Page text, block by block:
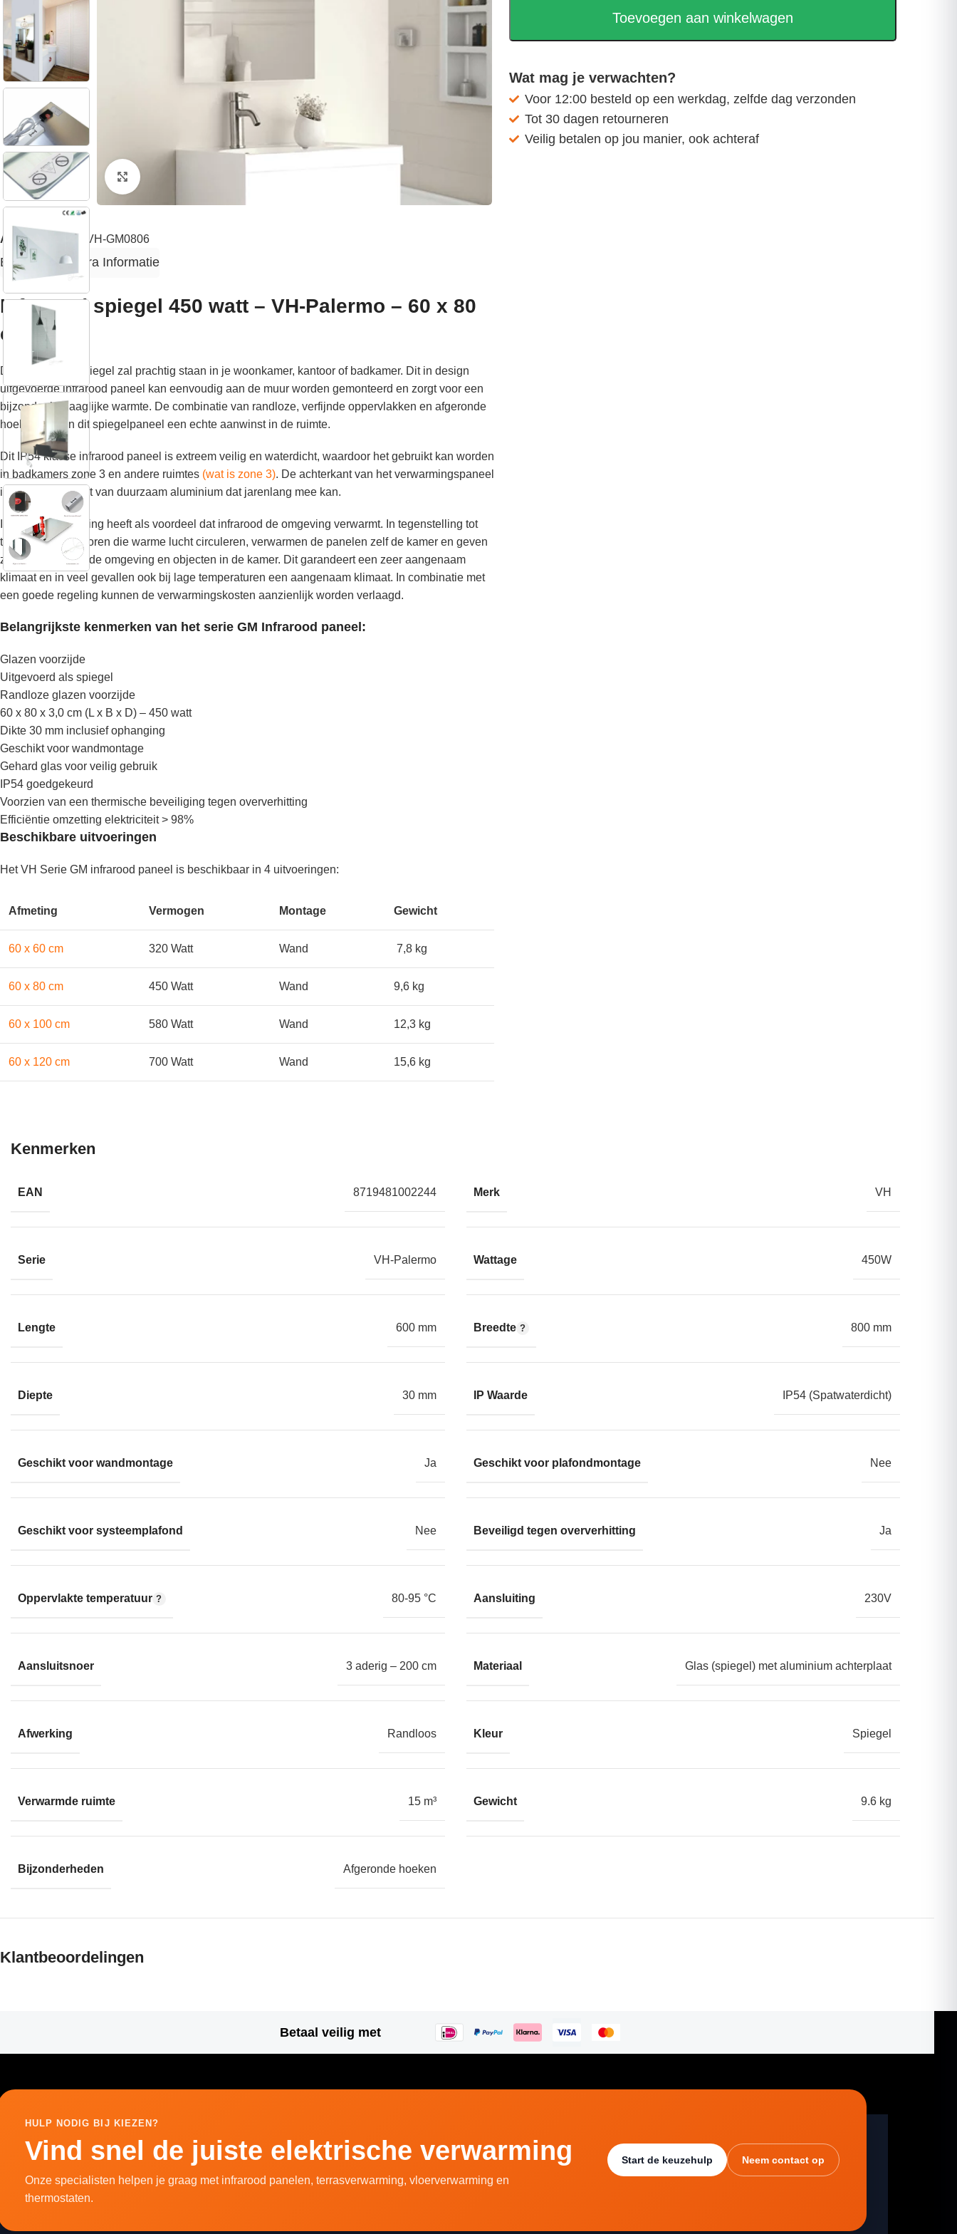
Artikelnummer: VH-GM0806
BeschrijvingExtra Informatie
Infrarood spiegel 450 watt – VH-Palermo – 60 x 80
cm
Deze infrarood spiegel zal prachtig staan ​​in je woonkamer, kantoor of badkamer. Dit in design
uitgevoerde infrarood paneel kan eenvoudig aan de muur worden gemonteerd en zorgt voor een
bijzonder behaaglijke warmte. De combinatie van randloze, verfijnde oppervlakken en afgeronde
hoeken maken dit spiegelpaneel een echte aanwinst in de ruimte.
Dit IP54 klasse infrarood paneel is extreem veilig en waterdicht, waardoor het gebruikt kan worden
in badkamers zone 3 en andere ruimtes (wat is zone 3). De achterkant van het verwarmingspaneel
is geheel gemaakt van duurzaam aluminium dat jarenlang mee kan.
Infraroodverwarming heeft als voordeel dat infrarood de omgeving verwarmt. In tegenstelling tot
traditionele radiatoren die warme lucht circuleren, verwarmen de panelen zelf de kamer en geven
ze warmte af aan de omgeving en objecten in de kamer. Dit garandeert een zeer aangenaam
klimaat en in veel gevallen ook bij lage temperaturen een aangenaam klimaat. In combinatie met
een goede regeling kunnen de verwarmingskosten aanzienlijk worden verlaagd.
Belangrijkste kenmerken van het serie GM Infrarood paneel:
Glazen voorzijde
Uitgevoerd als spiegel
Randloze glazen voorzijde
60 x 80 x 3,0 cm (L x B x D) – 450 watt
Dikte 30 mm inclusief ophanging
Geschikt voor wandmontage
Gehard glas voor veilig gebruik
IP54 goedgekeurd
Voorzien van een thermische beveiliging tegen oververhitting
Efficiëntie omzetting elektriciteit > 98%
Beschikbare uitvoeringen
Het VH Serie GM infrarood paneel is beschikbaar in 4 uitvoeringen:
Afmeting Vermogen Montage Gewicht
60 x 60 cm 320 Watt Wand 7,8 kg
60 x 80 cm 450 Watt Wand 9,6 kg
60 x 100 cm 580 Watt Wand 12,3 kg
60 x 120 cm 700 Watt Wand 15,6 kg
Toevoegen aan winkelwagen
Wat mag je verwachten?
Voor 12:00 besteld op een werkdag, zelfde dag verzonden
Tot 30 dagen retourneren
Veilig betalen op jou manier, ook achteraf
Kenmerken
EAN 8719481002244 Merk VH
Serie VH-Palermo Wattage 450W
Lengte 600 mm Breedte 800 mm
Diepte 30 mm IP Waarde IP54 (Spatwaterdicht)
Geschikt voor wandmontage Ja Geschikt voor plafondmontage Nee
Geschikt voor systeemplafond Nee Beveiligd tegen oververhitting Ja
Oppervlakte temperatuur 80-95 °C Aansluiting 230V
Aansluitsnoer 3 aderig – 200 cm Materiaal Glas (spiegel) met aluminium achterplaat
Afwerking Randloos Kleur Spiegel
Verwarmde ruimte 15 m³ Gewicht 9.6 kg
Bijzonderheden Afgeronde hoeken
Klantbeoordelingen
Betaal veilig met
HULP NODIG BIJ KIEZEN?
Vind snel de juiste elektrische verwarming
Onze specialisten helpen je graag met infrarood panelen, terrasverwarming, vloerverwarming en
thermostaten.
Start de keuzehulp Neem contact op